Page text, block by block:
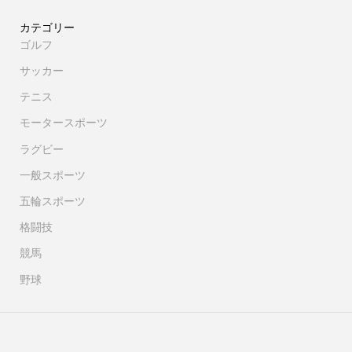
カテゴリー
ゴルフ
サッカー
テニス
モータースポーツ
ラグビー
一般スポーツ
五輪スポーツ
格闘技
競馬
野球